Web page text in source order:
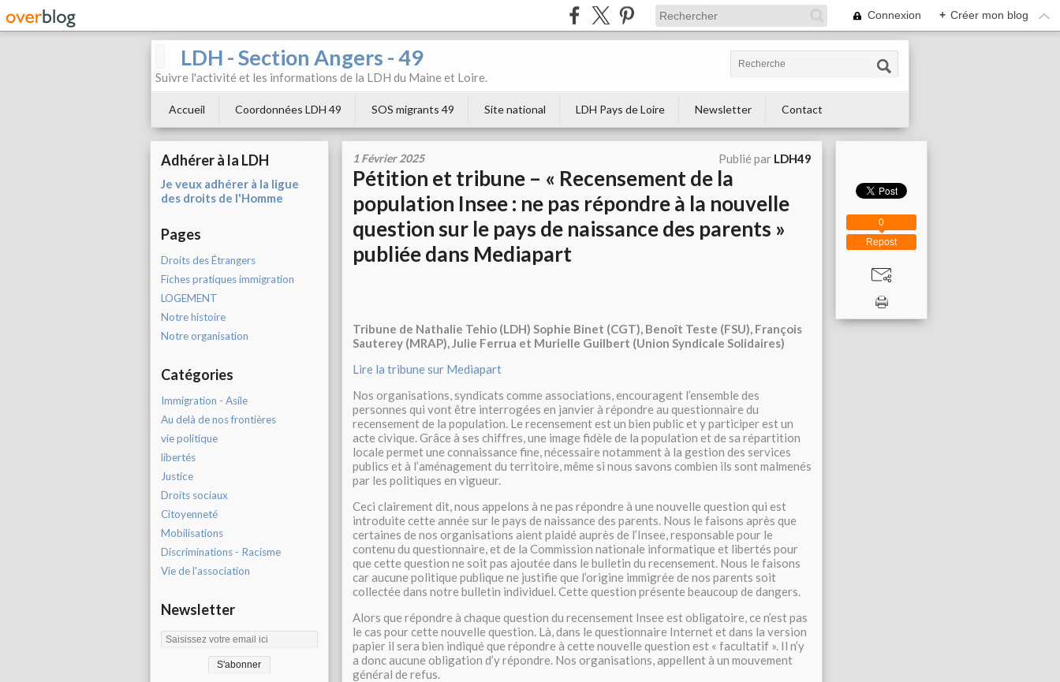
Connexion + Créer mon blog
LDH - Section Angers - 49
Suivre l'activité et les informations de la LDH du Maine et Loire.
Accueil Coordonnées LDH 49 SOS migrants 49 Site national LDH Pays de Loire Newsletter Contact
Adhérer à la LDH
Je veux adhérer à la ligue
des droits de l'Homme
Pages
Droits des Étrangers
Fiches pratiques immigration
LOGEMENT
Notre histoire
Notre organisation
Catégories
Immigration - Asile
Au delà de nos frontières
vie politique
libertés
Justice
Droits sociaux
Citoyenneté
Mobilisations
Discriminations - Racisme
Vie de l'association
Newsletter
1 Février 2025 Publié par LDH49
Pétition et tribune – « Recensement de la
population Insee : ne pas répondre à la nouvelle
question sur le pays de naissance des parents »
publiée dans Mediapart
Tribune de Nathalie Tehio (LDH) Sophie Binet (CGT), Benoît Teste (FSU), François
Sauterey (MRAP), Julie Ferrua et Murielle Guilbert (Union Syndicale Solidaires)
Lire la tribune sur Mediapart
Nos organisations, syndicats comme associations, encouragent l’ensemble des
personnes qui vont être interrogées en janvier à répondre au questionnaire du
recensement de la population. Le recensement est un bien public et y participer est un
acte civique. Grâce à ses chiffres, une image fidèle de la population et de sa répartition
locale permet une connaissance fine, nécessaire notamment à la gestion des services
publics et à l’aménagement du territoire, même si nous savons combien ils sont malmenés
par les politiques en vigueur.
Ceci clairement dit, nous appelons à ne pas répondre à une nouvelle question qui est
introduite cette année sur le pays de naissance des parents. Nous le faisons après que
certaines de nos organisations aient plaidé auprès de l’Insee, responsable pour le
contenu du questionnaire, et de la Commission nationale informatique et libertés pour
que cette question ne soit pas ajoutée dans le bulletin du recensement. Nous le faisons
car aucune politique publique ne justifie que l’origine immigrée de nos parents soit
collectée dans notre bulletin individuel. Cette question présente beaucoup de dangers.
Alors que répondre à chaque question du recensement Insee est obligatoire, ce n’est pas
le cas pour cette nouvelle question. Là, dans le questionnaire Internet et dans la version
papier il sera bien indiqué que répondre à cette nouvelle question est « facultatif ». Il n’y
a donc aucune obligation d’y répondre. Nos organisations, appellent à un mouvement
général de refus.
Repost
0